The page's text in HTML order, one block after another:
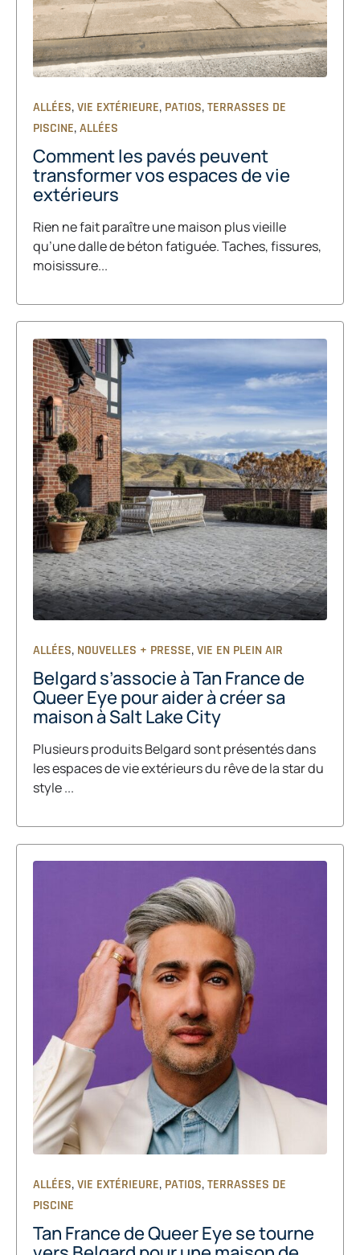
ALLÉES,VIE EXTÉRIEURE, PATIOS,TERRASSES DE
PISCINE,ALLÉES
Comment les pavés peuvent
transformer vos espaces de vie
extérieurs
Rien ne fait paraître une maison plus vieille
qu’une dalle de béton fatiguée. Taches, fissures,
moisissure...
ALLÉES, NOUVELLES + PRESSE,VIE EN PLEIN AIR
Belgard s’associe à Tan France de
Queer Eye pour aider à créer sa
maison à Salt Lake City
Plusieurs produits Belgard sont présentés dans
les espaces de vie extérieurs du rêve de la star du
style ...
ALLÉES,VIE EXTÉRIEURE, PATIOS,TERRASSES DE
PISCINE
Tan France de Queer Eye se tourne